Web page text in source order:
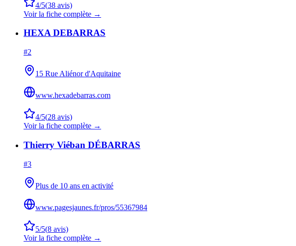
4/5(38 avis)
Voir la fiche complète →
HEXA DEBARRAS
#2
15 Rue Aliénor d'Aquitaine
www.hexadebarras.com
4/5(28 avis)
Voir la fiche complète →
Thierry Viéban DÉBARRAS
#3
Plus de 10 ans en activité
www.pagesjaunes.fr/pros/55367984
5/5(8 avis)
Voir la fiche complète →